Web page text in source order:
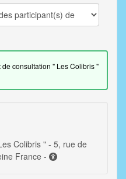
l'Avenir 93800 Epinay Sur Seine France -